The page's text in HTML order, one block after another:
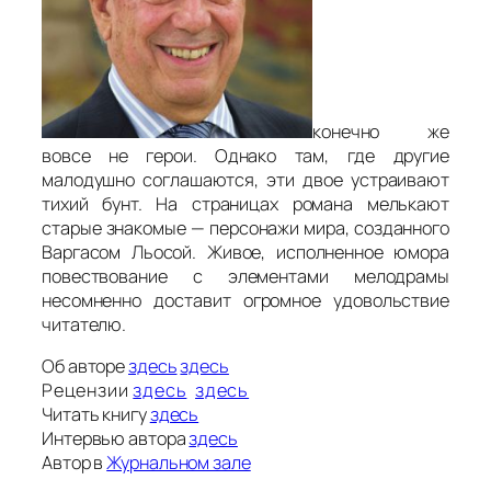
конечно же
вовсе не герои. Однако там, где другие
малодушно соглашаются, эти двое устраивают
тихий бунт. На страницах романа мелькают
старые знакомые — персонажи мира, созданного
Варгасом Льосой. Живое, исполненное юмора
повествование с элементами мелодрамы
несомненно доставит огромное удовольствие
читателю.
Об авторездесьздесь
Рецензииздесь здесь
Читать книгуздесь
Интервью автораздесь
Автор вЖурнальном зале